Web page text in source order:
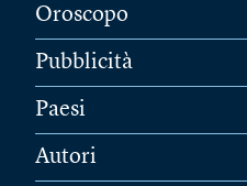
Oroscopo
Pubblicità
Paesi
Autori